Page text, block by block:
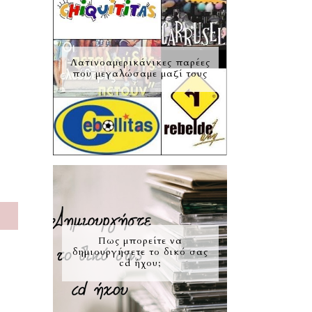
Λατινοαμερικάνικες παρέες
που μεγαλώσαμε μαζί τους
Πως μπορείτε να
δημιουργήσετε το δικό σας
cd ήχου;